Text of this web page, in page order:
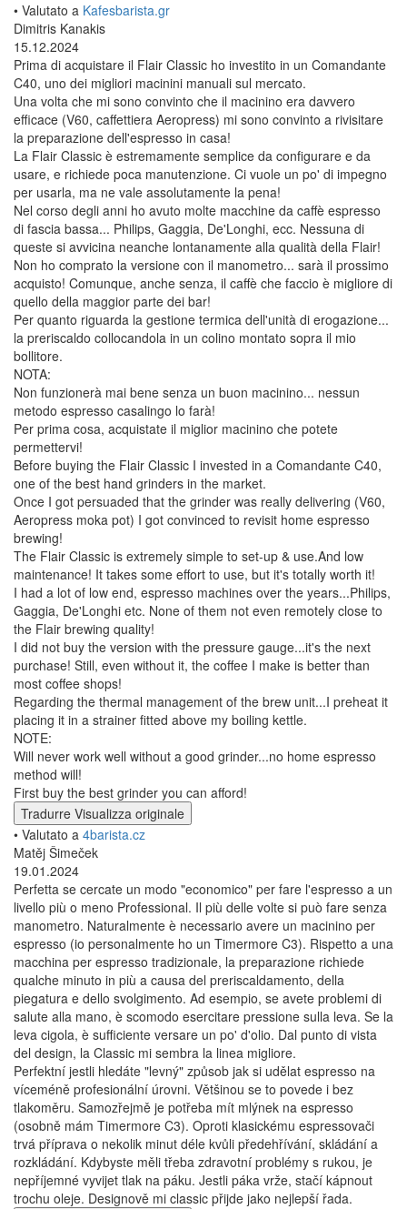
• Valutato a Kafesbarista.gr
Dimitris Kanakis
15.12.2024
Prima di acquistare il Flair Classic ho investito in un Comandante
C40, uno dei migliori macinini manuali sul mercato.
Una volta che mi sono convinto che il macinino era davvero
efficace (V60, caffettiera Aeropress) mi sono convinto a rivisitare
la preparazione dell'espresso in casa!
La Flair Classic è estremamente semplice da configurare e da
usare, e richiede poca manutenzione. Ci vuole un po' di impegno
per usarla, ma ne vale assolutamente la pena!
Nel corso degli anni ho avuto molte macchine da caffè espresso
di fascia bassa... Philips, Gaggia, De'Longhi, ecc. Nessuna di
queste si avvicina neanche lontanamente alla qualità della Flair!
Non ho comprato la versione con il manometro... sarà il prossimo
acquisto! Comunque, anche senza, il caffè che faccio è migliore di
quello della maggior parte dei bar!
Per quanto riguarda la gestione termica dell'unità di erogazione...
la preriscaldo collocandola in un colino montato sopra il mio
bollitore.
NOTA:
Non funzionerà mai bene senza un buon macinino... nessun
metodo espresso casalingo lo farà!
Per prima cosa, acquistate il miglior macinino che potete
permettervi!
Before buying the Flair Classic I invested in a Comandante C40,
one of the best hand grinders in the market.
Once I got persuaded that the grinder was really delivering (V60,
Aeropress moka pot) I got convinced to revisit home espresso
brewing!
The Flair Classic is extremely simple to set-up & use.And low
maintenance! It takes some effort to use, but it's totally worth it!
I had a lot of low end, espresso machines over the years...Philips,
Gaggia, De'Longhi etc. None of them not even remotely close to
the Flair brewing quality!
I did not buy the version with the pressure gauge...it's the next
purchase! Still, even without it, the coffee I make is better than
most coffee shops!
Regarding the thermal management of the brew unit...I preheat it
placing it in a strainer fitted above my boiling kettle.
NOTE:
Will never work well without a good grinder...no home espresso
method will!
First buy the best grinder you can afford!
Tradurre Visualizza originale
• Valutato a 4barista.cz
Matěj Šimeček
19.01.2024
Perfetta se cercate un modo "economico" per fare l'espresso a un
livello più o meno Professional. Il più delle volte si può fare senza
manometro. Naturalmente è necessario avere un macinino per
espresso (io personalmente ho un Timermore C3). Rispetto a una
macchina per espresso tradizionale, la preparazione richiede
qualche minuto in più a causa del preriscaldamento, della
piegatura e dello svolgimento. Ad esempio, se avete problemi di
salute alla mano, è scomodo esercitare pressione sulla leva. Se la
leva cigola, è sufficiente versare un po' d'olio. Dal punto di vista
del design, la Classic mi sembra la linea migliore.
Perfektní jestli hledáte "levný" způsob jak si udělat espresso na
víceméně profesionální úrovni. Většinou se to povede i bez
tlakoměru. Samozřejmě je potřeba mít mlýnek na espresso
(osobně mám Timermore C3). Oproti klasickému espressovači
trvá příprava o nekolik minut déle kvůli předehřívání, skládání a
rozkládání. Kdybyste měli třeba zdravotní problémy s rukou, je
nepříjemné vyvijet tlak na páku. Jestli páka vrže, stačí kápnout
trochu oleje. Designově mi classic přijde jako nejlepší řada.